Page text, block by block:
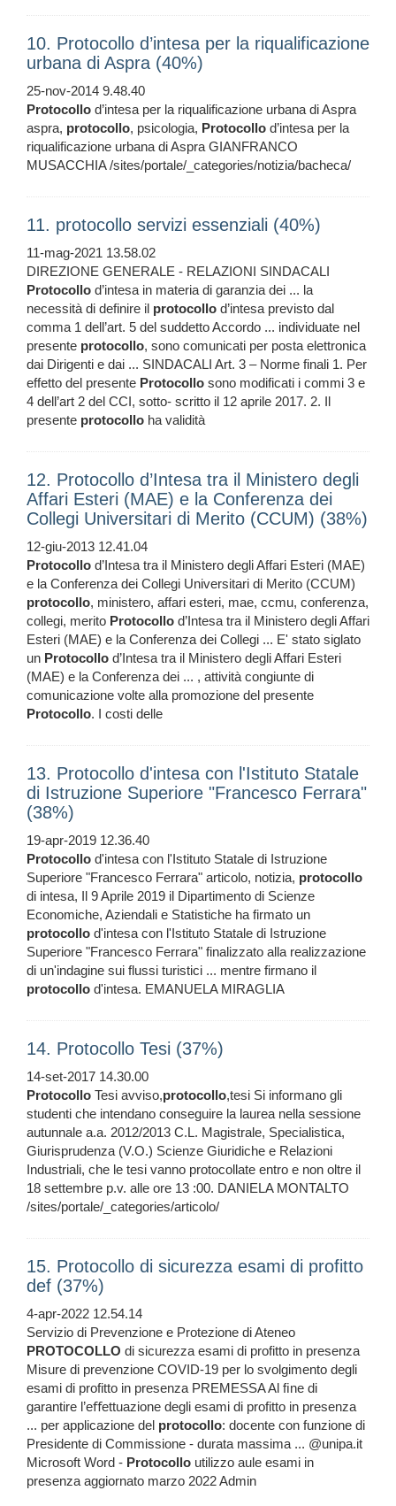
10. Protocollo d’intesa per la riqualificazione
urbana di Aspra (40%)
25-nov-2014 9.48.40
Protocollo d’intesa per la riqualificazione urbana di Aspra
aspra, protocollo, psicologia, Protocollo d’intesa per la
riqualificazione urbana di Aspra GIANFRANCO
MUSACCHIA /sites/portale/_categories/notizia/bacheca/
11. protocollo servizi essenziali (40%)
11-mag-2021 13.58.02
DIREZIONE GENERALE - RELAZIONI SINDACALI
Protocollo d’intesa in materia di garanzia dei ... la
necessità di definire il protocollo d’intesa previsto dal
comma 1 dell’art. 5 del suddetto Accordo ... individuate nel
presente protocollo, sono comunicati per posta elettronica
dai Dirigenti e dai ... SINDACALI Art. 3 – Norme finali 1. Per
effetto del presente Protocollo sono modificati i commi 3 e
4 dell’art 2 del CCI, sotto- scritto il 12 aprile 2017. 2. Il
presente protocollo ha validità
12. Protocollo d’Intesa tra il Ministero degli
Affari Esteri (MAE) e la Conferenza dei
Collegi Universitari di Merito (CCUM) (38%)
12-giu-2013 12.41.04
Protocollo d’Intesa tra il Ministero degli Affari Esteri (MAE)
e la Conferenza dei Collegi Universitari di Merito (CCUM)
protocollo, ministero, affari esteri, mae, ccmu, conferenza,
collegi, merito Protocollo d’Intesa tra il Ministero degli Affari
Esteri (MAE) e la Conferenza dei Collegi ... E' stato siglato
un Protocollo d’Intesa tra il Ministero degli Affari Esteri
(MAE) e la Conferenza dei ... , attività congiunte di
comunicazione volte alla promozione del presente
Protocollo. I costi delle
13. Protocollo d'intesa con l'Istituto Statale
di Istruzione Superiore "Francesco Ferrara"
(38%)
19-apr-2019 12.36.40
Protocollo d'intesa con l'Istituto Statale di Istruzione
Superiore "Francesco Ferrara" articolo, notizia, protocollo
di intesa, Il 9 Aprile 2019 il Dipartimento di Scienze
Economiche, Aziendali e Statistiche ha firmato un
protocollo d'intesa con l'Istituto Statale di Istruzione
Superiore "Francesco Ferrara" finalizzato alla realizzazione
di un'indagine sui flussi turistici ... mentre firmano il
protocollo d'intesa. EMANUELA MIRAGLIA
14. Protocollo Tesi (37%)
14-set-2017 14.30.00
Protocollo Tesi avviso,protocollo,tesi Si informano gli
studenti che intendano conseguire la laurea nella sessione
autunnale a.a. 2012/2013 C.L. Magistrale, Specialistica,
Giurisprudenza (V.O.) Scienze Giuridiche e Relazioni
Industriali, che le tesi vanno protocollate entro e non oltre il
18 settembre p.v. alle ore 13 :00. DANIELA MONTALTO
/sites/portale/_categories/articolo/
15. Protocollo di sicurezza esami di profitto
def (37%)
4-apr-2022 12.54.14
Servizio di Prevenzione e Protezione di Ateneo
PROTOCOLLO di sicurezza esami di profitto in presenza
Misure di prevenzione COVID-19 per lo svolgimento degli
esami di profitto in presenza PREMESSA Al ﬁne di
garantire l’eﬀettuazione degli esami di profitto in presenza
... per applicazione del protocollo: docente con funzione di
Presidente di Commissione - durata massima ... @unipa.it
Microsoft Word - Protocollo utilizzo aule esami in
presenza aggiornato marzo 2022 Admin